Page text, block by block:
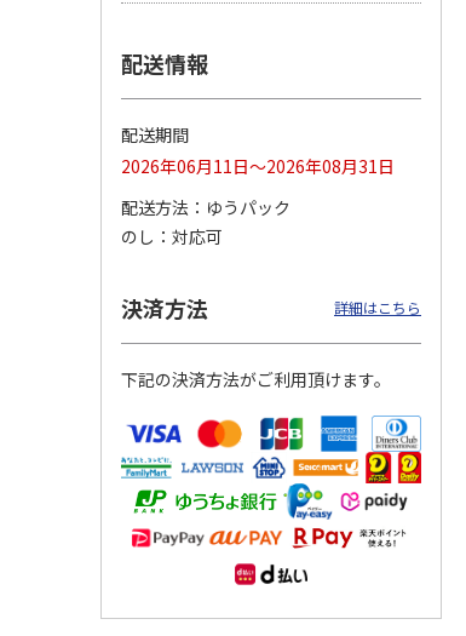
手】ハッピーグリー
【グリーティング切
手】グリーティング
円…
4.8（11）
5,500円
通切手・千鳥（1シ
11,000円
配送情報
配送期間
2026年06月11日～2026年08月31日
配送方法
ゆうパック
のし
対応可
決済方法 詳細はこちら
下記の決済方法がご利用頂けます。